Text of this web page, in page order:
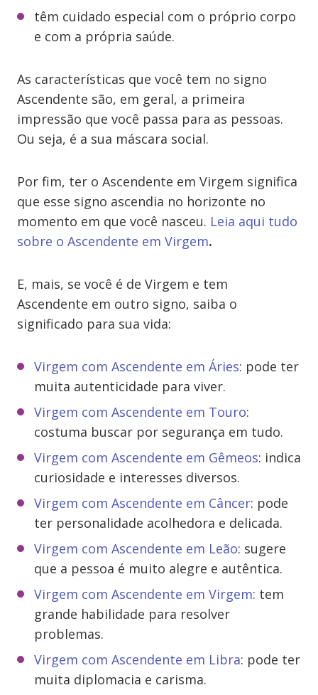
têm cuidado especial com o próprio corpo
e com a própria saúde.
As características que você tem no signo
Ascendente são, em geral, a primeira
impressão que você passa para as pessoas.
Ou seja, é a sua máscara social.
Por fim, ter o Ascendente em Virgem significa
que esse signo ascendia no horizonte no
momento em que você nasceu. Leia aqui tudo
sobre o Ascendente em Virgem.
E, mais, se você é de Virgem e tem
Ascendente em outro signo, saiba o
significado para sua vida:
Virgem com Ascendente em Áries: pode ter
muita autenticidade para viver.
Virgem com Ascendente em Touro:
costuma buscar por segurança em tudo.
Virgem com Ascendente em Gêmeos: indica
curiosidade e interesses diversos.
Virgem com Ascendente em Câncer: pode
ter personalidade acolhedora e delicada.
Virgem com Ascendente em Leão: sugere
que a pessoa é muito alegre e autêntica.
Virgem com Ascendente em Virgem: tem
grande habilidade para resolver
problemas.
Virgem com Ascendente em Libra: pode ter
muita diplomacia e carisma.